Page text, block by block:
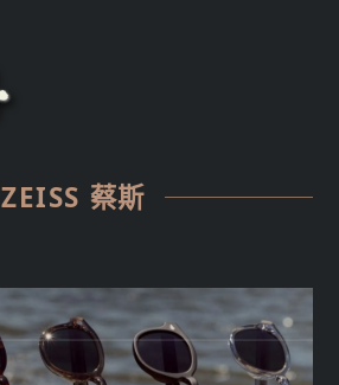
ZEISS 蔡斯